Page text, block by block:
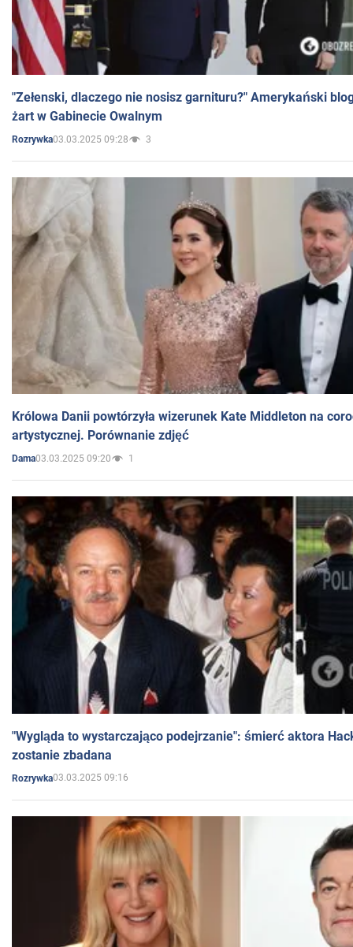
"Zełenski, dlaczego nie nosisz garnituru?" Amerykański
żart w Gabinecie Owalnym
Rozrywka03.03.2025 09:28 3
Królowa Danii powtórzyła wizerunek Kate Middleton na
artystycznej. Porównanie zdjęć
Dama03.03.2025 09:20 1
"Wygląda to wystarczająco podejrzanie": śmierć aktora
zostanie zbadana
Rozrywka03.03.2025 09:16